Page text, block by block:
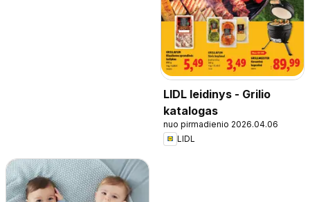
LIDL leidinys - Grilio
katalogas
nuo pirmadienio 2026.04.06
LIDL